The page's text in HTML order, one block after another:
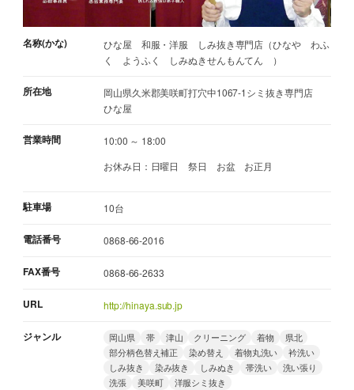
名称(かな)
ひな屋 和服・洋服 しみ抜き専門店（ひなや わふ
く ようふく しみぬきせんもんてん ）
所在地
岡山県久米郡美咲町打穴中1067-1シミ抜き専門店
ひな屋
営業時間
10:00 ～ 18:00
お休み日：日曜日 祭日 お盆 お正月
駐車場 10台
電話番号 0868-66-2016
FAX番号 0868-66-2633
URL http://hinaya.sub.jp
ジャンル 岡山県 帯 津山 クリーニング 着物
県北
部分柄色替え補正
染め替え 着物丸洗い
衿洗い
しみ抜き
染み抜き しみぬき 帯洗い
洗い張り
洗張
美咲町 洋服シミ抜き